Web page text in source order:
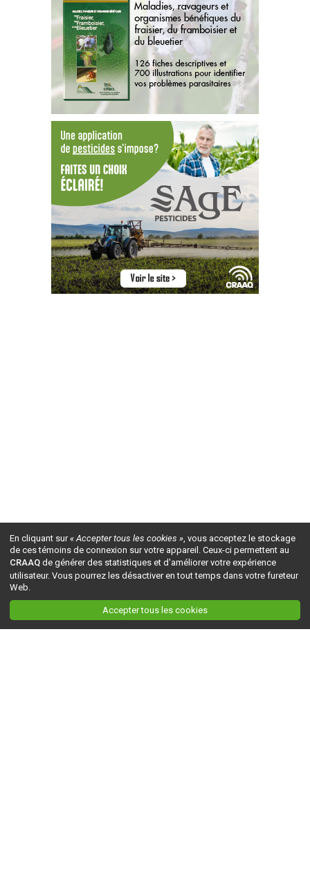
En cliquant sur« Accepter tous les cookies », vous acceptez le stockage
de ces témoins de connexion sur votre appareil. Ceux-ci permettent au
CRAAQ de générer des statistiques et d'améliorer votre expérience
utilisateur. Vous pourrez les désactiver en tout temps dans votre fureteur
Web.
Accepter tous les cookies